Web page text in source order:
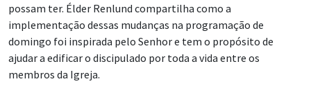
possam ter. Élder Renlund compartilha como a
implementação dessas mudanças na programação de
domingo foi inspirada pelo Senhor e tem o propósito de
ajudar a edificar o discipulado por toda a vida entre os
membros da Igreja.